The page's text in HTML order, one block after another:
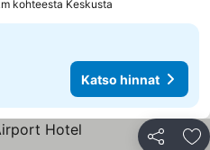
kohteesta Keskusta
Katso hinnat
Jaa